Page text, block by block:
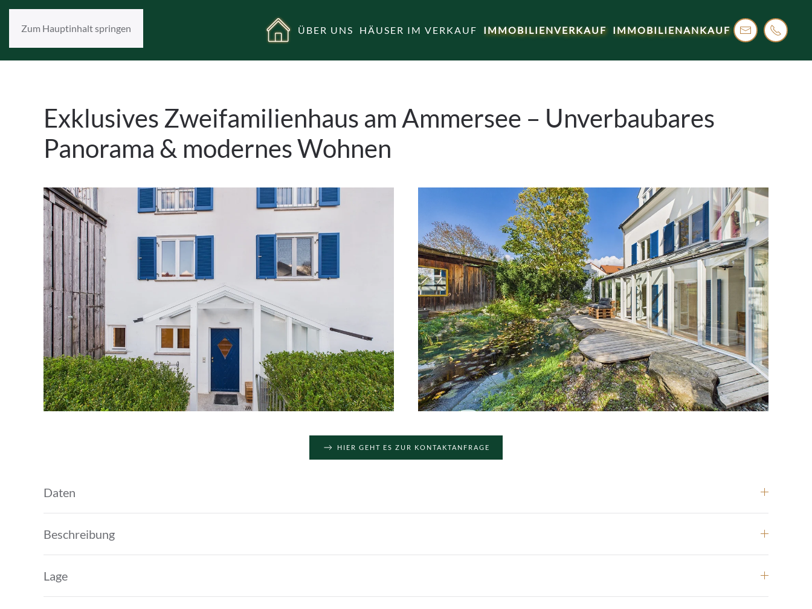
Zum Hauptinhalt springen ÜBER UNS HÄUSER IM VERKAUF IMMOBILIENVERKAUF IMMOBILIENANKAUF
Exklusives Zweifamilienhaus am Ammersee – Unverbaubares
Panorama & modernes Wohnen
HIER GEHT ES ZUR KONTAKTANFRAGE
Daten
Beschreibung
Lage